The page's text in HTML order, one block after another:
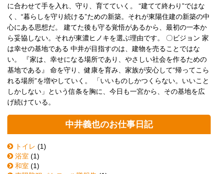
に合わせて手を入れ、守り、育てていく。 “建てて終わり”ではな
く、“暮らしを守り続ける”ための新築。それが東陽住建の新築の中
心にある思想だ。 建てた後も守る覚悟があるから、最初の一本か
ら妥協しない。それが東濃ヒノキを選ぶ理由です。 〇ビジョン 家
は幸せの基地である 中井が目指すのは、建物を売ることではな
い。 『家は、幸せになる場所であり、やさしい社会を作るための
基地である』 命を守り、健康を育み、家族が安心して“帰ってこら
れる場所”を増やしていく。 「いいものしかつくらない。いいこと
しかしない」という信条を胸に、今日も一宮から、その基地を広
げ続けている。
中井義也のお仕事日記
トイレ (1)
浴室 (1)
和室 (1)